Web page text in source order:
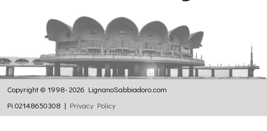
Copyright © 1998- 2026 LignanoSabbiadoro.com
Pi 02148650308 | Privacy Policy